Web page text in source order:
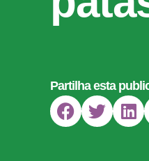
Partilha esta